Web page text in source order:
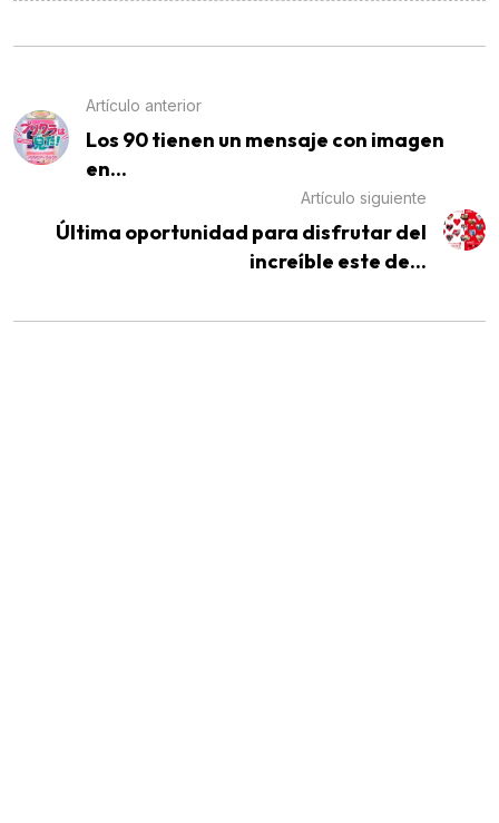
Artículo anterior
Los 90 tienen un mensaje con imagen
en...
Artículo siguiente
Última oportunidad para disfrutar del
increíble este de...